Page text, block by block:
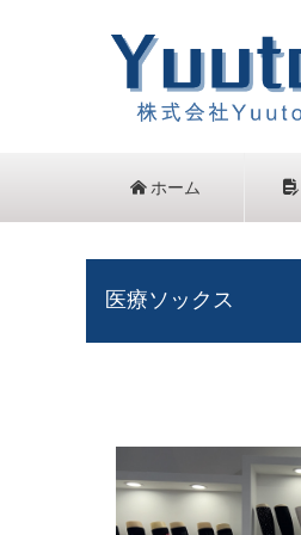
낀 ホーム 넖
医療ソックス